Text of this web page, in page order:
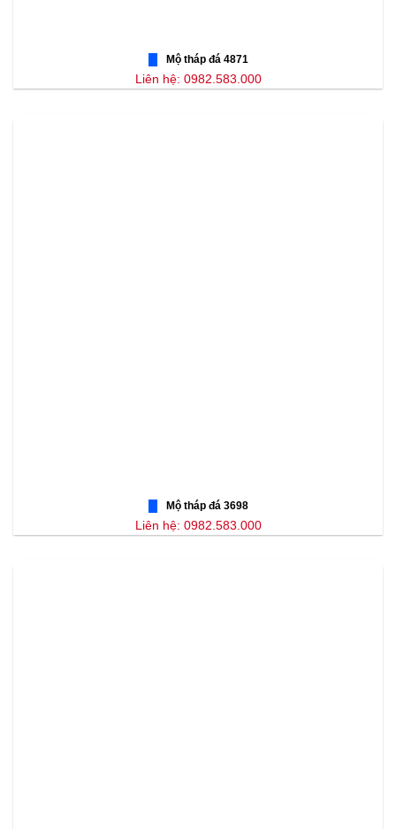
Mộ tháp đá 4871
Liên hệ: 0982.583.000
Mộ tháp đá 3698
Liên hệ: 0982.583.000